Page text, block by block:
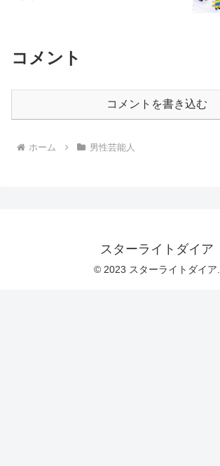
コメント
コメントを書き込む
ホーム 男性芸能人
スターライトダイア
© 2023 スターライトダイア.